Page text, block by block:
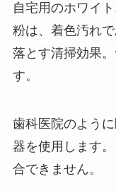
自宅用のホワイ
粉は、着色汚れ
落とす清掃効果
す。
歯科医院のよう
器を使用します
合できません。